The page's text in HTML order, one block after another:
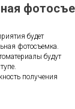
будет
фотосъемка.
будут
получения